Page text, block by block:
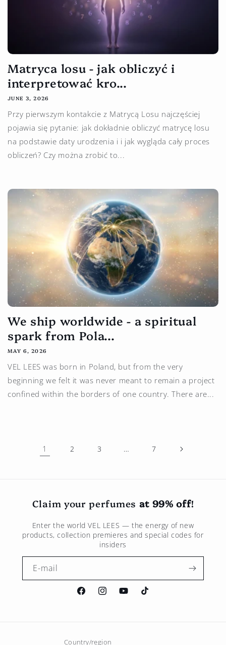
Matryca losu - jak obliczyć i
interpretować kro...
JUNE 3, 2026
Przy pierwszym kontakcie z Matrycą Losu najczęściej
pojawia się pytanie: jak dokładnie obliczyć matrycę losu
na podstawie daty urodzenia i i jak wygląda cały proces
obliczeń? Czy można zrobić to...
We ship worldwide - a spiritual
spark from Pola...
MAY 6, 2026
VEL LEES was born in Poland, but from the very
beginning we felt it was never meant to remain a project
confined within the borders of one country. There are...
1 2 3 … 7
Claim your perfumes at 99% off!
Enter the worldVEL LEES — the energy of new
products, collection premieres and special codes for
insiders
E-mail
FacebookInstagramYoutubeTikTok
Country/region